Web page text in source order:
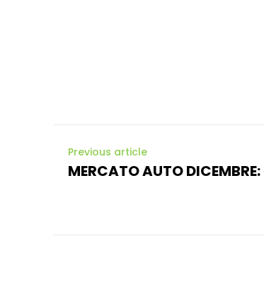
Previous article
MERCATO AUTO DICEMBRE: